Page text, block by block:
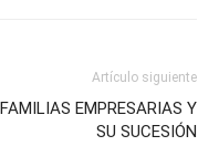
Artículo siguiente
EMPRESARIAS Y
SU SUCESIÓN